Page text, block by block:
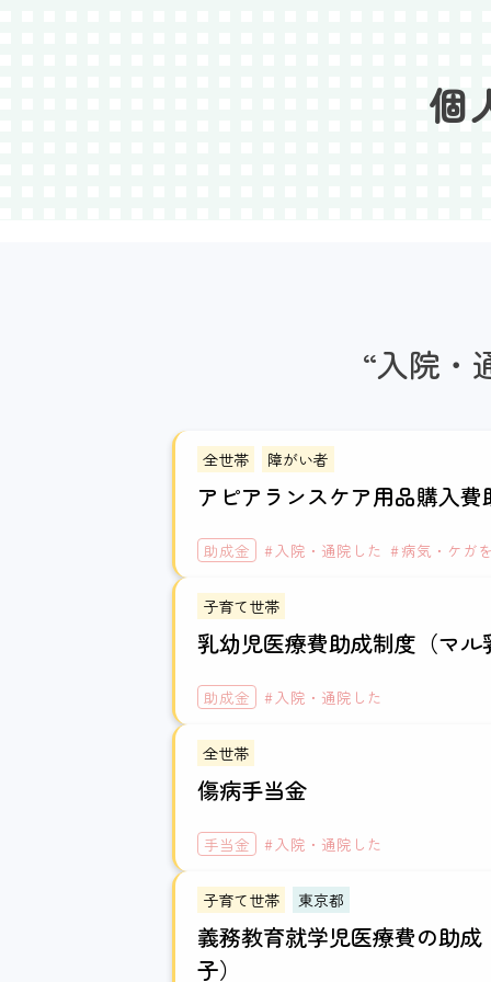
個
“入院・
全世帯 障がい者
アピアランスケア用品購入費
助成金 入院・通院した 病気・ケガ
子育て世帯
乳幼児医療費助成制度（マル
助成金 入院・通院した
全世帯
傷病手当金
手当金 入院・通院した
子育て世帯 東京都
義務教育就学児医療費の助成
子）